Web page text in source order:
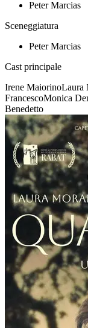
Peter Marcias
Sceneggiatura
Peter Marcias
Cast principale
Irene MaiorinoLaura
FrancescoMonica
Benedetto